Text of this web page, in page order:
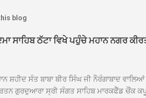
blog
ਸਾਹਿਬ ਠੱਟਾ ਵਿਖੇ ਪਹੁੰਚੇ ਮਹਾਨ ਨਗਰ
ਸ਼ਹੀਦ ਸੰਤ ਬਾਬਾ ਬੀਰ ਸਿੰਘ ਜੀ ਨੌਰੰਗਾਬਾਦ
ਗੁਰਦੁਆਰਾ ਸ੍ਰੀ ਸੰਗਤ ਸਾਹਿਬ ਮਾਰਕਫੈੱਡ ਚੌਂਕ